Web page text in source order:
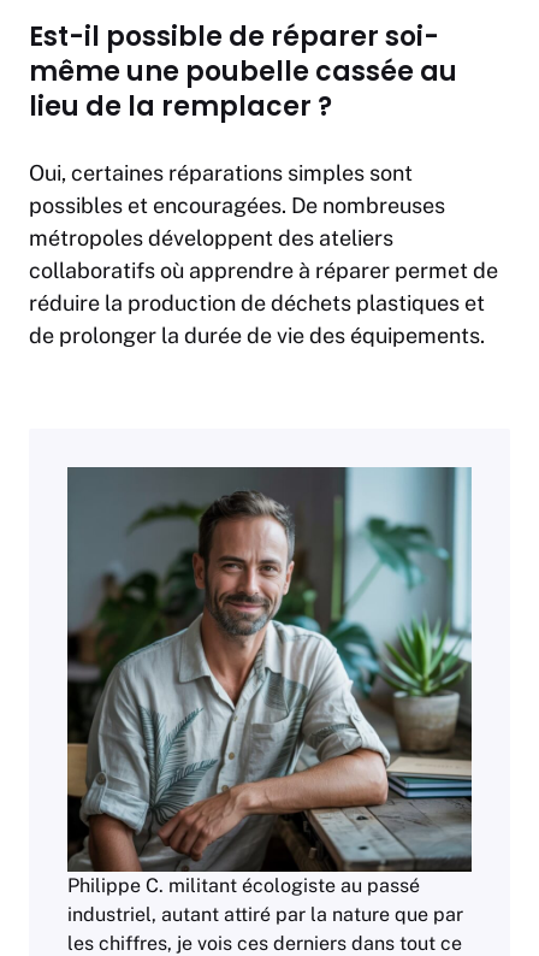
Est-il possible de réparer soi-
même une poubelle cassée au
lieu de la remplacer ?
Oui, certaines réparations simples sont
possibles et encouragées. De nombreuses
métropoles développent des ateliers
collaboratifs où apprendre à réparer permet de
réduire la production de déchets plastiques et
de prolonger la durée de vie des équipements.
Philippe C. militant écologiste au passé
industriel, autant attiré par la nature que par
les chiffres, je vois ces derniers dans tout ce